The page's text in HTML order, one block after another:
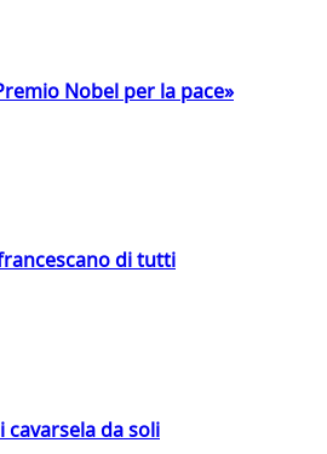
Nobel per la pace»
di tutti
da soli